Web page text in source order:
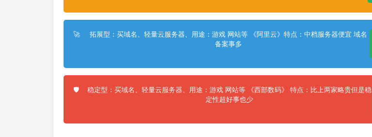
🚀
拓展型：买域名、轻量云服务器、用途：游戏 网站等 《阿里云》特点：中档服务器便宜 域名
备案事多
🛡️
稳定型：买域名、轻量云服务器、用途：游戏 网站等 《西部数码》 特点：比上两家略贵但是稳
定性超好事也少